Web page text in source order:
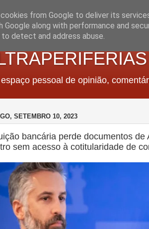
pessoal de opinião,
SETEMBRO 10, 2023
bancária perde documentos de
sem acesso à cotitularidade de
from Google to deliver its
Google along with performance and
detect and address abuse.